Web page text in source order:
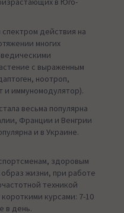
действия на
многих
с выраженным
ноотроп,
и иммуномодулятор).
весьма популярна
Франции и Венгрии
и в Украине.
здоровым
жизни, при работе
техникой
курсами: 7-10
в день.